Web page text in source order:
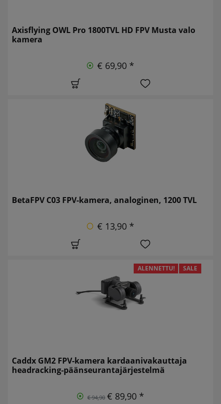
Axisflying OWL Pro 1800TVL HD FPV Musta valo
kamera
€ 69,90 *
BetaFPV C03 FPV-kamera, analoginen, 1200 TVL
€ 13,90 *
ALENNETTU! SALE
Caddx GM2 FPV-kamera kardaanivakauttaja
headracking-päänseurantajärjestelmä
€ 94,90 € 89,90 *